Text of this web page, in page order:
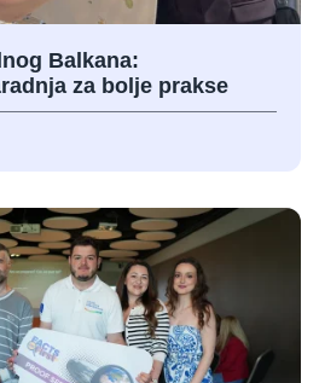
Balkana:
za bolje prakse